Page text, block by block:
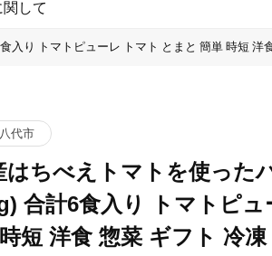
関して
り トマトピューレ トマト とまと 簡単 時短
ギフト 冷凍 人気 ハッシュドビーフ ANA エイエ
ギフト 冷凍 人気 ハッシュドビーフ ANA エイ
ギフト 冷凍 人気 ハッシュドビーフ ANA エイエ
八代市
はちべえトマトを使った
合計6食入り トマトピュ
短 洋食 惣菜 ギフト 冷